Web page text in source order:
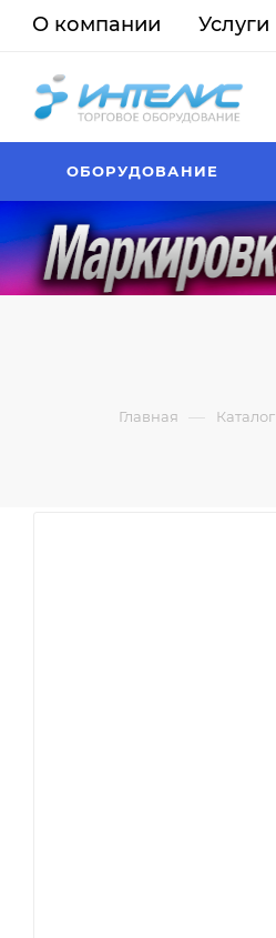
О компании Услуги
ОБОРУДОВАНИЕ
Главная — Каталог